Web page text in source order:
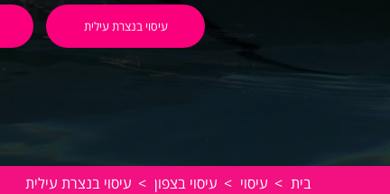
עיסוי בנצרת עילית
בית > עיסוי > עיסוי בצפון > עיסוי בנצרת עילית